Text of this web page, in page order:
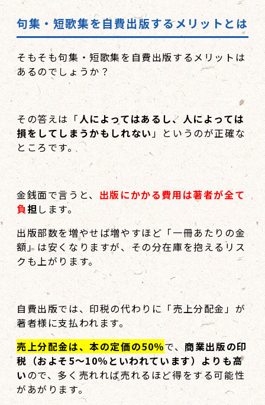
句集・短歌集を自費出版するメリットとは
そもそも句集・短歌集を自費出版するメリットは
あるのでしょうか？
その答えは「人によってはあるし、人によっては
損をしてしまうかもしれない」というのが正確な
ところです。
金銭面で言うと、 出版にかかる費用は著者が全て
負担します。
出版部数を増やせば増やすほど「一冊あたりの金
額」は安くなりますが、その分在庫を抱えるリス
クも上がります。
自費出版では、印税の代わりに「売上分配金」が
著者様に支払われます。
売上分配金は、本の定価の50％で、商業出版の印
税（およそ5～10％といわれています）よりも高
いので、多く売れれば売れるほど得をする可能性
があがります。